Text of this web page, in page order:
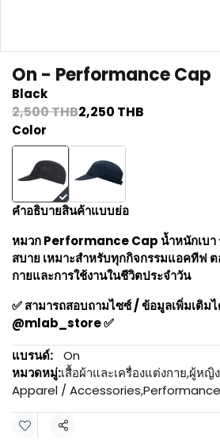
On - Performance Cap
Black
2,500 THB2,250 THB
Color
คำอธิบายสินค้าแบบย่อ
หมวก Performance Cap น้ำหนักเบา
สบาย เหมาะสำหรับทุกกิจกรรมแอคทีฟ
กายและการใช้งานในชีวิตประจำวัน
✅ สามารถสอบถามไซซ์ / ข้อมูลเพิ่มเติมไ
@mlab_store ✅
แบรนด์:
On
หมวดหมู่:เสื้อผ้าและเครื่องแต่งกาย,ผู้หญิง
Apparel / Accessories,
แชร์